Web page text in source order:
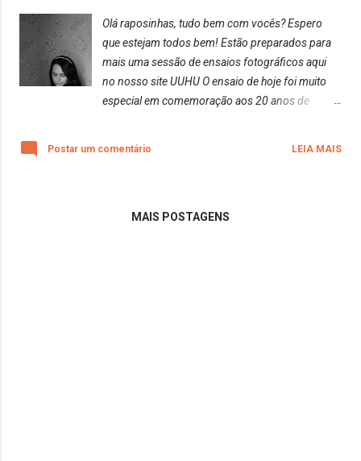
Olá raposinhas, tudo bem com vocês? Espero
que estejam todos bem! Estão preparados para
mais uma sessão de ensaios fotográficos aqui
no nosso site UUHU O ensaio de hoje foi muito
especial em comemoração aos 20 anos de
Postar um comentário LEIA MAIS
MAIS POSTAGENS